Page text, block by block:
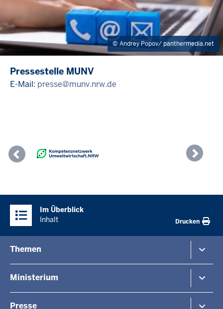
Andrey Popov/ panthermedia.net
Pressestelle MUNV
E-Mail: presse@munv.nrw.de
Previous
Inhalte
Im Überblick
Inhalt
Drucken
in
der
Fußzeile
Themen
Naturschutz
Verkehr
Ministerium
Presse